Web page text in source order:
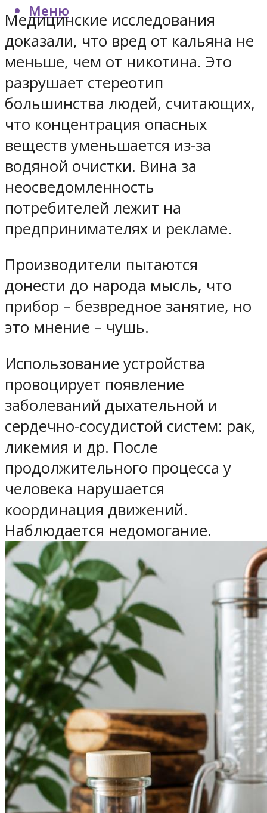
Меню
Медицинские исследования
доказали, что вред от кальяна не
меньше, чем от никотина. Это
разрушает стереотип
большинства людей, считающих,
что концентрация опасных
веществ уменьшается из-за
водяной очистки. Вина за
неосведомленность
потребителей лежит на
предпринимателях и рекламе.
Производители пытаются
донести до народа мысль, что
прибор – безвредное занятие, но
это мнение – чушь.
Использование устройства
провоцирует появление
заболеваний дыхательной и
сердечно-сосудистой систем: рак,
ликемия и др. После
продолжительного процесса у
человека нарушается
координация движений.
Наблюдается недомогание.